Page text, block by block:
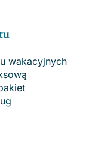
wakacyjnych